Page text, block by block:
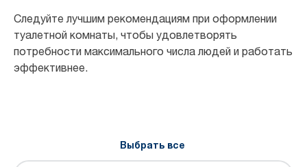
Следуйте лучшим рекомендациям при оформлении
туалетной комнаты, чтобы удовлетворять
потребности максимального числа людей и работать
эффективнее.
Выбрать все